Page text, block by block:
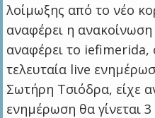
λοίμωξης από το νέο
αναφέρει η
αναφέρει το iefimerida,
τελευταία live
Σωτήρη Τσιόδρα, είχε
ενημέρωση θα γίνεται